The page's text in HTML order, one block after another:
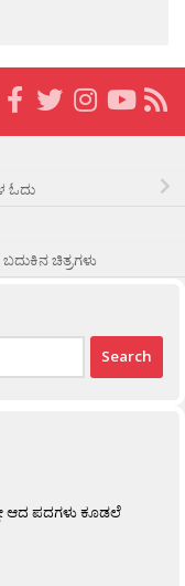
ಓದು
ಚಿತ್ರಗಳು
ಆದ ಪದಗಳು ಕೂಡಲೆ